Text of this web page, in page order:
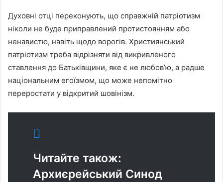
Духовні отці переконують, що справжній патріотизм
ніколи не буде приправлений протистоянням або
ненавистю, навіть щодо ворогів. Християнський
патріотизм треба відрізняти від викривленого
ставлення до Батьківщини, яке є не любов’ю, а радше
національним егоїзмом, що може непомітно
переростати у відкритий шовінізм.
Читайте також:
Архиєрейський Синод